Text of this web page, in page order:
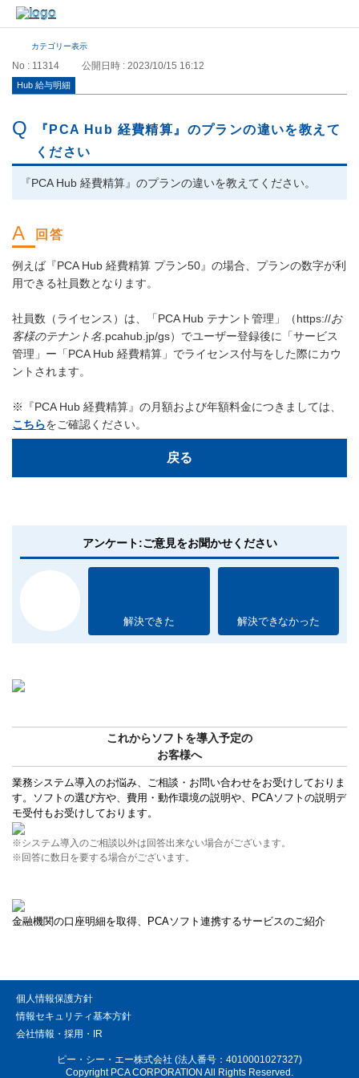
カテゴリー表示
No : 11314 公開日時 : 2023/10/15 16:12
Hub 給与明細
『PCA Hub 経費精算』のプランの違いを教えて
ください
『PCA Hub 経費精算』のプランの違いを教えてください。
例えば『PCA Hub 経費精算 プラン50』の場合、プランの数字が利
用できる社員数となります。
社員数（ライセンス）は、「PCA Hub テナント管理」（https://お
客様のテナント名.pcahub.jp/gs）でユーザー登録後に「サービス
管理」ー「PCA Hub 経費精算」でライセンス付与をした際にカウ
ントされます。
※『PCA Hub 経費精算』の月額および年額料金につきましては、
こちらをご確認ください。
戻る
アンケート:ご意見をお聞かせください
解決できた 解決できなかった
これからソフトを導入予定の
お客様へ
業務システム導入のお悩み、ご相談・お問い合わせをお受けしておりま
す。ソフトの選び方や、費用・動作環境の説明や、PCAソフトの説明デ
モ受付もお受けしております。
※システム導入のご相談以外は回答出来ない場合がございます。
※回答に数日を要する場合がございます。
金融機関の口座明細を取得、PCAソフト連携するサービスのご紹介
個人情報保護方針
情報セキュリティ基本方針
会社情報・採用・IR
ピー・シー・エー株式会社 (法人番号：4010001027327)
Copyright PCA CORPORATION All Rights Reserved.